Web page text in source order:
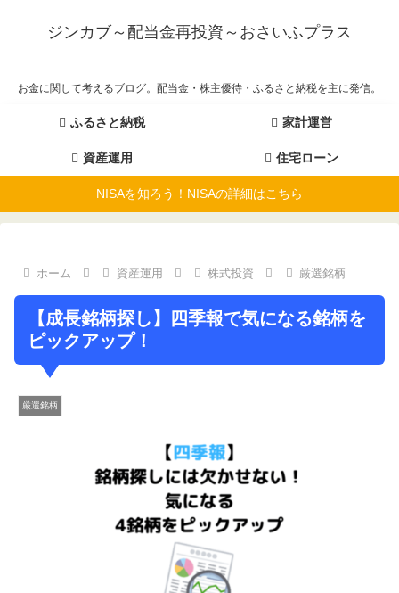
ジンカブ～配当金再投資～おさいふプラス
お金に関して考えるブログ。配当金・株主優待・ふるさと納税を主に発信。
ふるさと納税 家計運営
資産運用 住宅ローン
NISAを知ろう！NISAの詳細はこちら
ホーム 資産運用 株式投資 厳選銘柄
【成長銘柄探し】四季報で気になる銘柄を
ピックアップ！
厳選銘柄